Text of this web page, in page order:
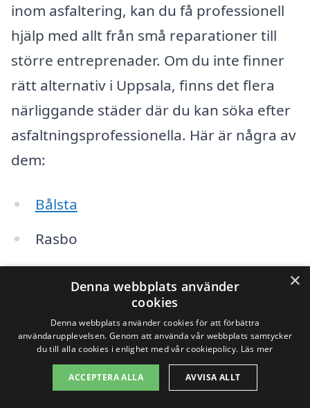
inom asfaltering, kan du få professionell
hjälp med allt från små reparationer till
större entreprenader. Om du inte finner
rätt alternativ i Uppsala, finns det flera
närliggande städer där du kan söka efter
asfaltningsprofessionella. Här är några av
dem:
Bålsta
Rasbo
Östervåla
Heby
Gäddviken
×
Denna webbplats använder
cookies
Denna webbplats använder cookies för att förbättra
användarupplevelsen. Genom att använda vår webbplats samtycker
du till alla cookies i enlighet med vår cookiepolicy. Läs mer
ACCEPTERA ALLA AVVISA ALLT